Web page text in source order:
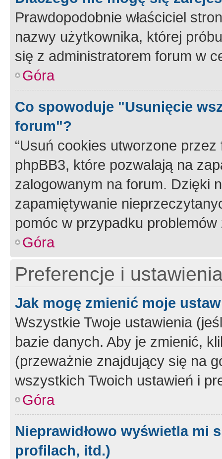
Prawdopodobnie właściciel
nazwy użytkownika, której
się z administratorem forum w
Góra
Co spowoduje "Usunięcie
forum"?
“Usuń cookies utworzone
phpBB3, które pozwalają na
zalogowanym na forum. Dzięki
zapamiętywanie
pomóc w przypadku
Góra
Preferencje i
Jak mogę zmienić moje
Wszystkie Twoje ustawienia
bazie danych. Aby je zmienić,
(przeważnie znajdujący się na
wszystkich Twoich ustawień i
Góra
Nieprawidłowo wyświetla mi
profilach, itd.)